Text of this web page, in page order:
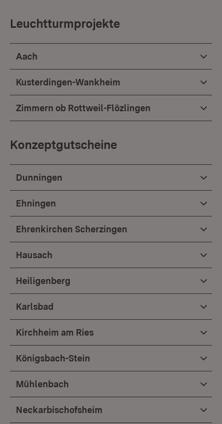
Leuchtturmprojekte
Aach
Kusterdingen-Wankheim
Zimmern ob Rottweil-Flözlingen
Konzeptgutscheine
Dunningen
Ehningen
Ehrenkirchen Scherzingen
Hausach
Heiligenberg
Karlsbad
Kirchheim am Ries
Königsbach-Stein
Mühlenbach
Neckarbischofsheim